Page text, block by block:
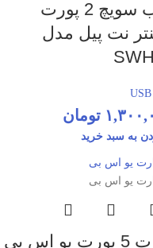
هاب سویچ 2 پورت
نت پیل مدل
تومان
به سبد خرید
کارت 5 پورت یو اس بی